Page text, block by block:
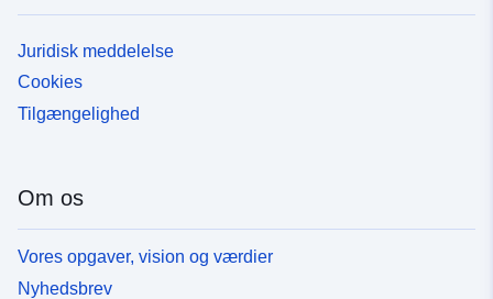
Juridisk meddelelse
Cookies
Tilgængelighed
Om os
Vores opgaver, vision og værdier
Nyhedsbrev